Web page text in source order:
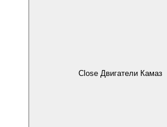
Close Двигатели Камаз